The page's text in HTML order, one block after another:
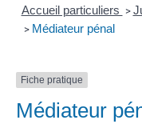
Accueil particuliers >
> Médiateur pénal
Fiche pratique
Médiateur